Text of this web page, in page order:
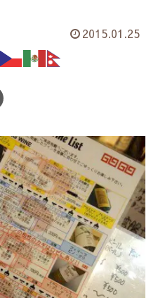
2015.01.25